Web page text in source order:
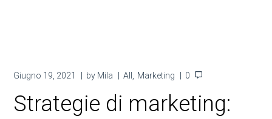
Giugno 19, 2021 by Mila All Marketing 0
Strategie di marketing: